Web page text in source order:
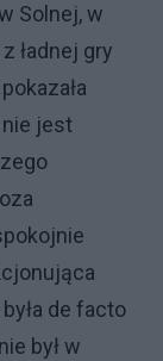
Solnej, w
ładnej gry
nie jest
de facto
był w